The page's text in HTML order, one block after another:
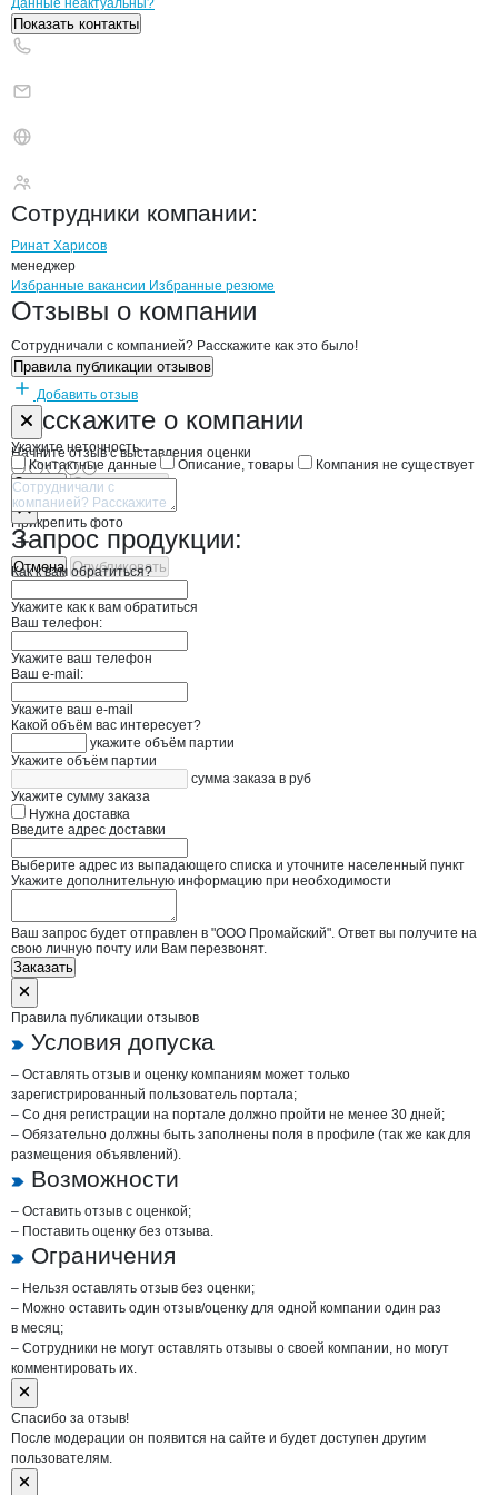
Контактыкомпании
Данные неактуальны?
Показать контакты
Сотрудники компании:
Ринат Харисов
менеджер
Брендыкомпани Промайский
Вакансии вПромайский
Избранные вакансии Избранные резюме
Новости oПромайский, ООО
Отзывы о компании
Сотрудничали с компанией? Расскажите как это было!
Правила публикации отзывов
Добавить отзыв
Расскажите о компании
Начните отзыв с выставления оценки
Прикрепить фото
Отмена Опубликовать
Форма обратной связи о неточностях
Укажите неточность
Контактные данные
Описание, товары Компания не существует
Отмена Опубликовать
Запрос продукции:
Как к вам обратиться?
Укажите как к вам обратиться
Ваш телефон:
Укажите ваш телефон
Ваш e-mail:
Укажите ваш e-mail
Какой объём вас интересует?
укажите объём партии
Укажите объём партии
сумма заказа в руб
Укажите сумму заказа
Нужна доставка
Введите адрес доставки
Выберите адрес из выпадающего списка и уточните населенный пункт
Укажите дополнительную информацию при необходимости
Ваш запрос будет отправлен в "ООО Промайский". Ответ вы получите на
свою личную почту или Вам перезвонят.
Заказать
Правила публикации отзывов
Условия допуска
– Оставлять отзыв и оценку компаниям может только
зарегистрированный пользователь портала;
– Со дня регистрации на портале должно пройти не менее 30 дней;
– Обязательно должны быть заполнены поля в профиле (так же как для
размещения объявлений).
Возможности
– Оставить отзыв с оценкой;
– Поставить оценку без отзыва.
Ограничения
– Нельзя оставлять отзыв без оценки;
– Можно оставить один отзыв/оценку для одной компании один раз
в месяц;
– Сотрудники не могут оставлять отзывы о своей компании, но могут
комментировать их.
Спасибо за отзыв!
После модерации он появится на сайте и будет доступен другим
пользователям.